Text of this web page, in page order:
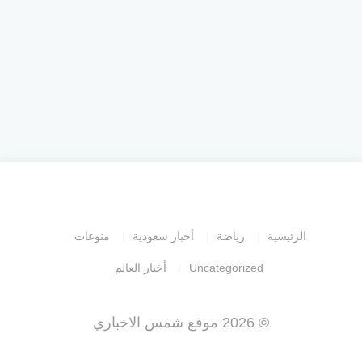
الرئيسية رياضة أخبار سعودية منوعات
Uncategorized أخبار العالم
© 2026 موقع شمس الاخباري